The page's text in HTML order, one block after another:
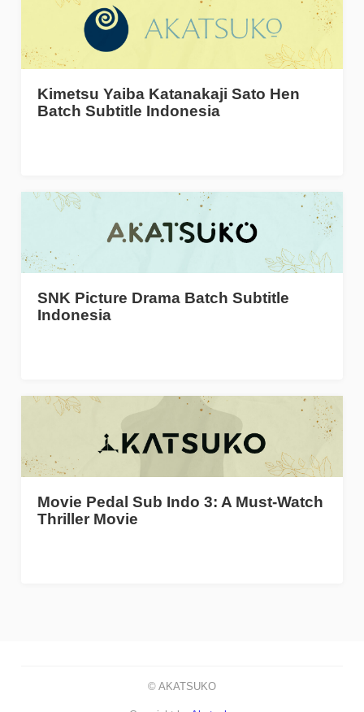
Kimetsu Yaiba Katanakaji Sato Hen
Batch Subtitle Indonesia
SNK Picture Drama Batch Subtitle
Indonesia
Movie Pedal Sub Indo 3: A Must-Watch
Thriller Movie
© AKATSUKO